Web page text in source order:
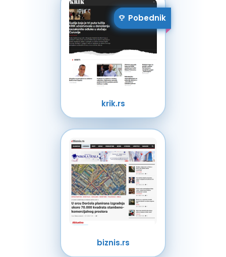
Pobednik
krik.rs
biznis.rs